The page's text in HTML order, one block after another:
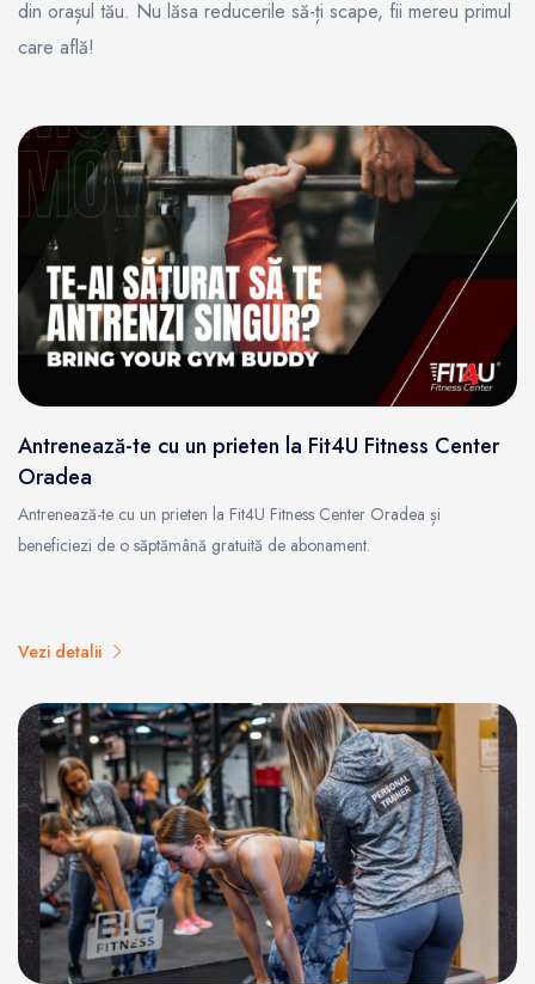
din orașul tău. Nu lăsa reducerile să-ți scape, fii mereu primul
care află!
Antrenează-te cu un prieten la Fit4U Fitness Center
Oradea
Antrenează-te cu un prieten la Fit4U Fitness Center Oradea și
beneficiezi de o săptămână gratuită de abonament.
Vezi detalii